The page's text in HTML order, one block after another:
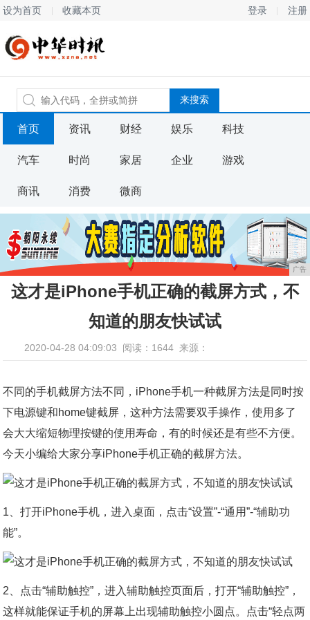
设为首页 收藏本页 登录 注册
首页 资讯 财经 娱乐 科技
汽车 时尚 家居 企业 游戏
商讯 消费 微商
广告
这才是iPhone手机正确的截屏方式，不
知道的朋友快试试
2020-04-28 04:09:03 阅读：1644 来源：
不同的手机截屏方法不同，iPhone手机一种截屏方法是同时按
下电源键和home键截屏，这种方法需要双手操作，使用多了
会大大缩短物理按键的使用寿命，有的时候还是有些不方便。
今天小编给大家分享iPhone手机正确的截屏方法。
1、打开iPhone手机，进入桌面，点击“设置”-“通用”-“辅助功
能”。
2、点击“辅助触控”，进入辅助触控页面后，打开“辅助触控”，
这样就能保证手机的屏幕上出现辅助触控小圆点。点击“轻点两